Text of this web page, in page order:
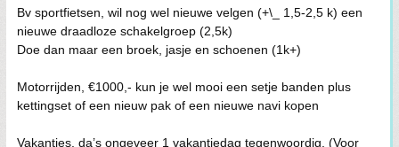
Bv sportfietsen, wil nog wel nieuwe velgen (+\_ 1,5-2,5 k) een
nieuwe draadloze schakelgroep (2,5k)
Doe dan maar een broek, jasje en schoenen (1k+)
Motorrijden, €1000,- kun je wel mooi een setje banden plus
kettingset of een nieuw pak of een nieuwe navi kopen
Vakanties, da’s ongeveer 1 vakantiedag tegenwoordig. (Voor